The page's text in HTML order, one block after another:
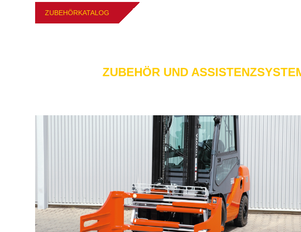
ZU­BE­HÖR­KA­TA­LOG
ZU­BE­HÖR UND